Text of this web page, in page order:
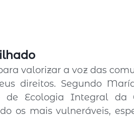
valorizar a voz das
direitos. Segundo
Ecologia Integral da
os mais vulneráveis,